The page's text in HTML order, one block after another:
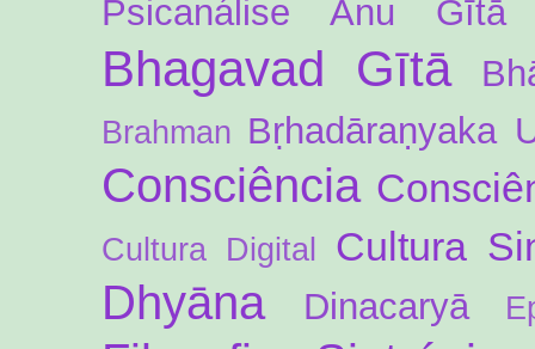
Psicanálise Anu Gītā
Bhagavad Gītā
Brahman Bṛhadāraṇyaka
Consciência
Cultura Digital Cultura
Dhyāna Dinacaryā